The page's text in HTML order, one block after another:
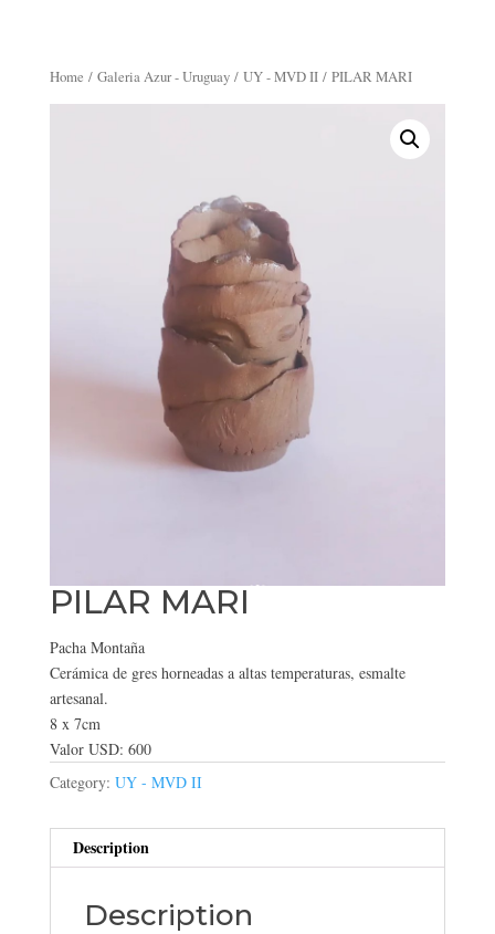
Home / Galeria Azur - Uruguay/ UY - MVD II/ PILAR MARI
PILAR MARI
Pacha Montaña
Cerámica de gres horneadas a altas temperaturas, esmalte
artesanal.
8 x 7cm
Valor USD: 600
Category: UY - MVD II
Description
Description